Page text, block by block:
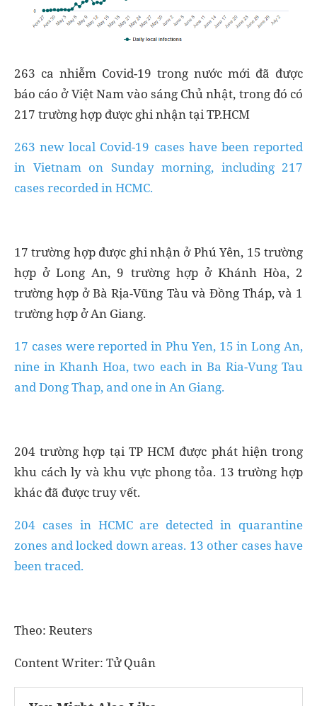
263 ca nhiễm Covid-19 trong nước mới đã được
báo cáo ở Việt Nam vào sáng Chủ nhật, trong đó có
217 trường hợp được ghi nhận tại TP.HCM
263 new local Covid-19 cases have been reported
in Vietnam on Sunday morning, including 217
cases recorded in HCMC.
17 trường hợp được ghi nhận ở Phú Yên, 15 trường
hợp ở Long An, 9 trường hợp ở Khánh Hòa, 2
trường hợp ở Bà Rịa-Vũng Tàu và Đồng Tháp, và 1
trường hợp ở An Giang.
17 cases were reported in Phu Yen, 15 in Long An,
nine in Khanh Hoa, two each in Ba Ria-Vung Tau
and Dong Thap, and one in An Giang.
204 trường hợp tại TP HCM được phát hiện trong
khu cách ly và khu vực phong tỏa. 13 trường hợp
khác đã được truy vết.
204 cases in HCMC are detected in quarantine
zones and locked down areas. 13 other cases have
been traced.
Theo: Reuters
Content Writer: Tử Quân